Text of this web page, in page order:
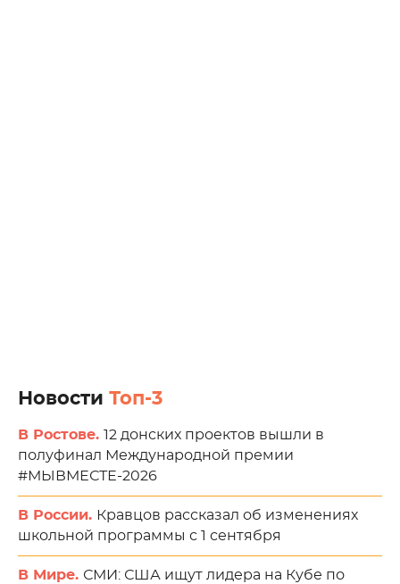
Новости Топ-3
В Ростове. 12 донских проектов вышли в
полуфинал Международной премии
#МЫВМЕСТЕ-2026
В России. Кравцов рассказал об изменениях
школьной программы с 1 сентября
В Мире. СМИ: США ищут лидера на Кубе по